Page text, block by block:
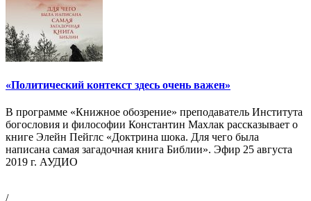
«Политический контекст здесь очень важен»
В программе «Книжное обозрение» преподаватель Института
богословия и философии Константин Махлак рассказывает о
книге Элейн Пейглс «Доктрина шока. Для чего была
написана самая загадочная книга Библии». Эфир 25 августа
2019 г. АУДИО
/